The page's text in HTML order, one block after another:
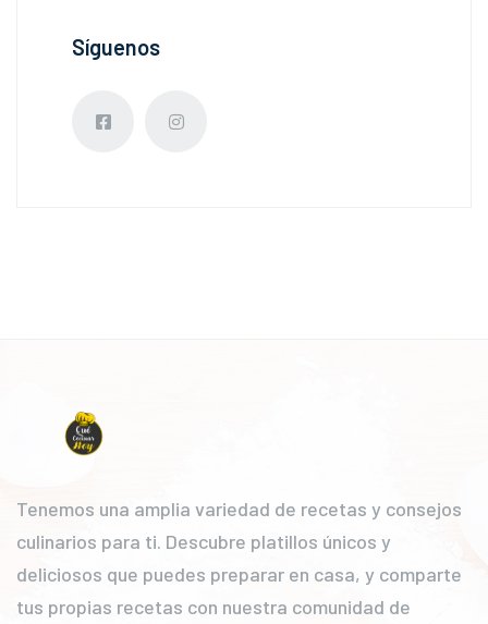
Síguenos
Tenemos una amplia variedad de recetas y consejos
culinarios para ti. Descubre platillos únicos y
deliciosos que puedes preparar en casa, y comparte
tus propias recetas con nuestra comunidad de